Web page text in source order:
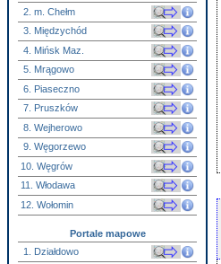
2. m. Chełm
3. Międzychód
4. Mińsk Maz.
5. Mrągowo
6. Piaseczno
7. Pruszków
8. Wejherowo
9. Węgorzewo
10. Węgrów
11. Włodawa
12. Wołomin
Portale mapowe
1. Działdowo